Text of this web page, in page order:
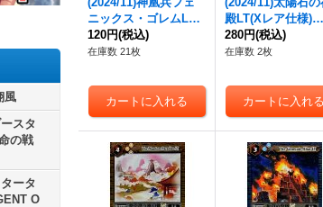
風
スタ
の戦
ータ
O
ニックス・ゴレムLT
(Xレア仕様)【R】{BS
C45-084}《青》
120円(税込)
在庫数 21枚
殿LT(Xレア仕様)
【C】{BSC45-085}
《赤》
280円(税込)
在庫数 2枚